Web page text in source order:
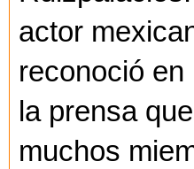
actor
reconoció
la prensa
muchos